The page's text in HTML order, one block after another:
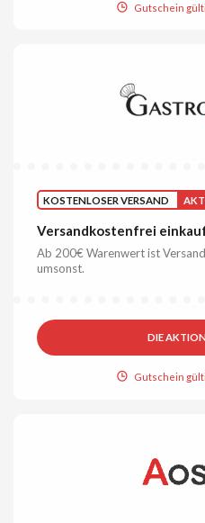
Gutschein
KOSTENLOSER VERSAND
Versandkostenfrei
Ab 200€ Warenwert ist
umsonst.
DIE
Gutschein